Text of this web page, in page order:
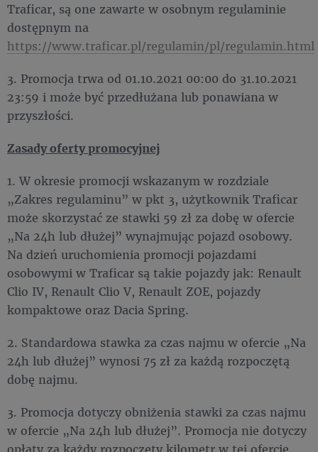
Traficar, są one zawarte w osobnym regulaminie
dostępnym na
https://www.traficar.pl/regulamin/pl/regulamin.html
3. Promocja trwa od 01.10.2021 00:00 do 31.10.2021
23:59 i może być przedłużana lub ponawiana w
przyszłości.
Zasady oferty promocyjnej
1. W okresie promocji wskazanym w rozdziale
„Zakres regulaminu” w pkt 3, użytkownik Traficar
może skorzystać ze stawki 59 zł za dobę w ofercie
„Na 24h lub dłużej” wynajmując pojazd osobowy.
Na dzień uruchomienia promocji pojazdami
osobowymi w Traficar są takie pojazdy jak: Renault
Clio IV, Renault Clio V, Renault ZOE, pojazdy
kompaktowe oraz Dacia Spring.
2. Standardowa stawka za czas najmu w ofercie „Na
24h lub dłużej” wynosi 75 zł za każdą rozpoczętą
dobę najmu.
3. Promocja dotyczy obniżenia stawki za czas najmu
w ofercie „Na 24h lub dłużej”. Promocja nie dotyczy
opłaty za każdy rozpoczęty kilometr w tej ofercie.